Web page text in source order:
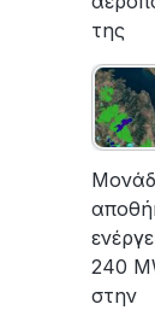
της
240
στην